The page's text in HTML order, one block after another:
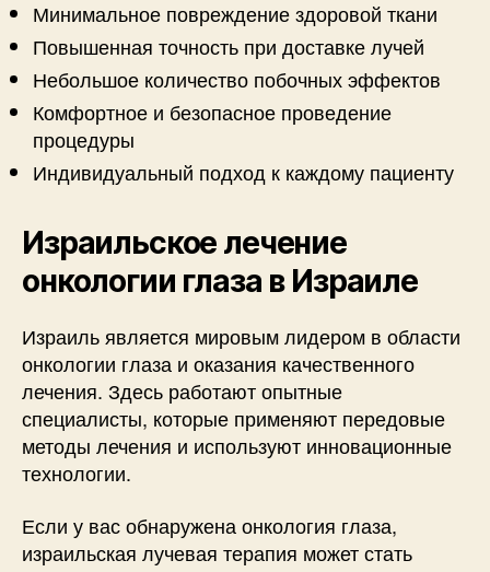
Минимальное повреждение здоровой ткани
Повышенная точность при доставке лучей
Небольшое количество побочных эффектов
Комфортное и безопасное проведение
процедуры
Индивидуальный подход к каждому пациенту
Израильское лечение
онкологии глаза в Израиле
Израиль является мировым лидером в области
онкологии глаза и оказания качественного
лечения. Здесь работают опытные
специалисты, которые применяют передовые
методы лечения и используют инновационные
технологии.
Если у вас обнаружена онкология глаза,
израильская лучевая терапия может стать